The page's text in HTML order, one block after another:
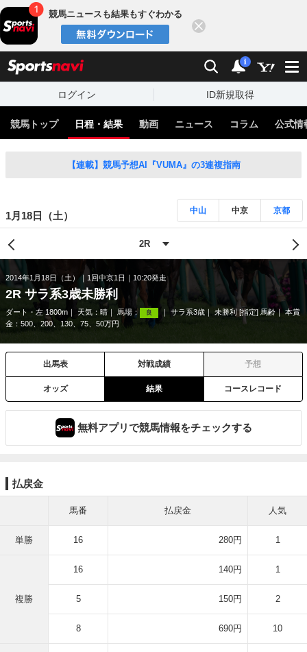
競馬ニュースも結果もすぐわかる
検索 通知
i
ログイン ID新規取得
競馬トップ 日程・結果 動画 ニュース コラム 公式情
【連載】競馬予想AI『VUMA』の3連複指南
1月18日（土） 中山 中京 京都
2014年1月18日（土） 1回中京1日 10:20発走
2R サラ系3歳未勝利
ダート・左 1800m 天気： 晴 馬場： 良 サラ系3歳 未勝利 [指定] 馬齢
本賞
金：500、200、130、75、50万円
出馬表 対戦成績 予想
オッズ 結果 コースレコード
無料アプリで競馬情報をチェックする
払戻金
馬番 払戻金 人気
単勝 16 280円 1
複勝
16 140円 1
5 150円 2
8 690円 10